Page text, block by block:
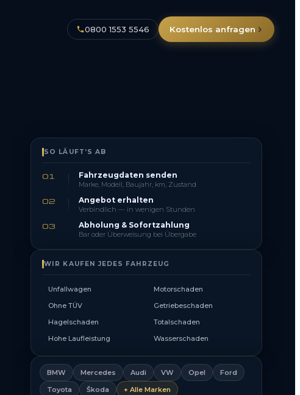
0800 1553 5546 Kostenlos anfragen
SO LÄUFT’S AB
01 Fahrzeugdaten senden
Marke, Modell, Baujahr, km, Zustand
02 Angebot erhalten
Verbindlich — in wenigen Stunden
03 Abholung & Sofortzahlung
Bar oder Überweisung bei Übergabe
WIR KAUFEN JEDES FAHRZEUG
Unfallwagen
Motorschaden
Ohne TÜV
Getriebeschaden
Hagelschaden
Totalschaden
Hohe Laufleistung
Wasserschaden
BMW Mercedes Audi VW Opel
Ford
Toyota
Škoda + Alle Marken